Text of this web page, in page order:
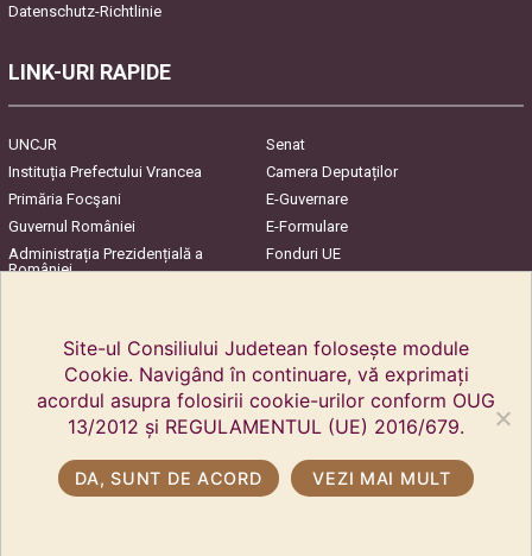
Datenschutz-Richtlinie
LINK-URI RAPIDE
UNCJR
Senat
Instituția Prefectului Vrancea
Camera Deputaților
Primăria Focşani
E-Guvernare
Guvernul României
E-Formulare
Administrația Prezidențială a
României
Fonduri UE
Site-ul Consiliului Judetean folosește module
Cookie. Navigând în continuare, vă exprimați
acordul asupra folosirii cookie-urilor conform OUG
13/2012 și REGULAMENTUL (UE) 2016/679.
DA, SUNT DE ACORD VEZI MAI MULT